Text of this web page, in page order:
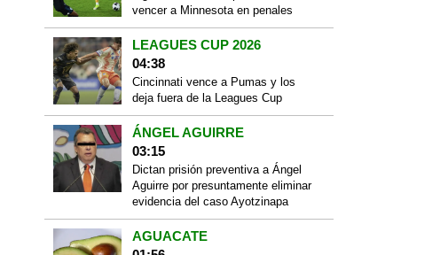
vencer a Minnesota en penales
LEAGUES CUP 2026
04:38
Cincinnati vence a Pumas y los
deja fuera de la Leagues Cup
ÁNGEL AGUIRRE
03:15
Dictan prisión preventiva a Ángel
Aguirre por presuntamente eliminar
evidencia del caso Ayotzinapa
AGUACATE